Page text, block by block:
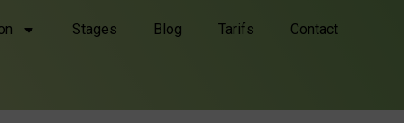
Stages Blog Tarifs Contact